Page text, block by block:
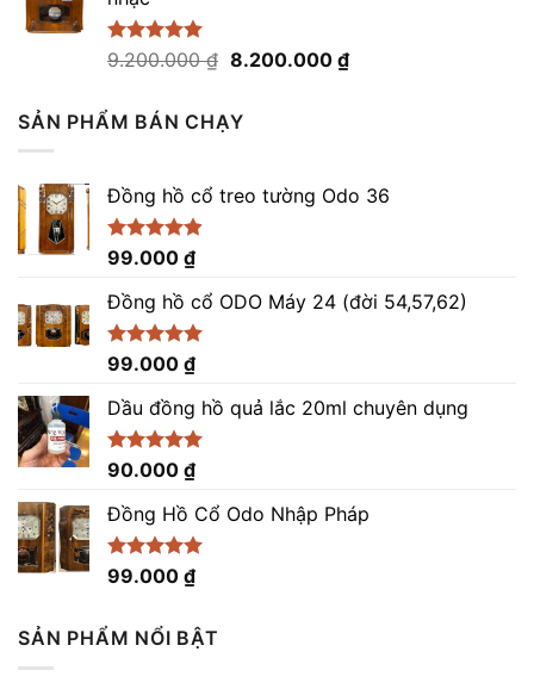
Được xếp
9.200.000₫ Giá
9.200.000 ₫.
8.200.000 ₫Giá
SẢN PHẨM BÁN CHẠY
Đồng hồ cổ treo tường Odo 36
Được xếp
4.86
5 sao
99.000 ₫
Đồng hồ cổ ODO Máy 24 (đời 54,57,62)
Được xếp
5.00
5 sao
99.000 ₫
Dầu đồng hồ quả lắc 20ml chuyên dụng
Được xếp
5.00
5 sao
90.000 ₫
Đồng Hồ Cổ Odo Nhập Pháp
Được xếp
4.96
99.000 ₫
SẢN PHẨM NỔI BẬT